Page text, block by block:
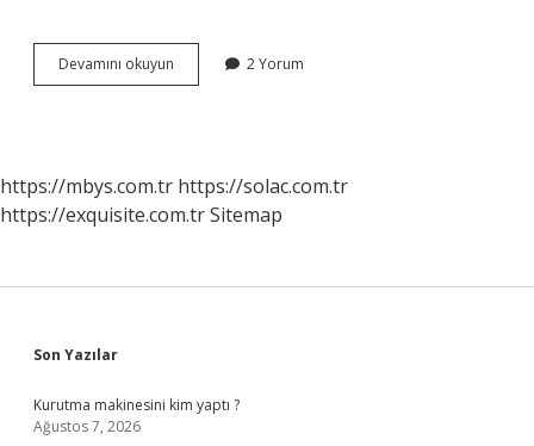
Devamını okuyun
Durumlarda
2 Yorum
https://mbys.com.tr https://solac.com.tr
https://exquisite.com.trSitemap
Sidebar
Son Yazılar
Kurutma makinesini kim yaptı ?
Ağustos 7, 2026